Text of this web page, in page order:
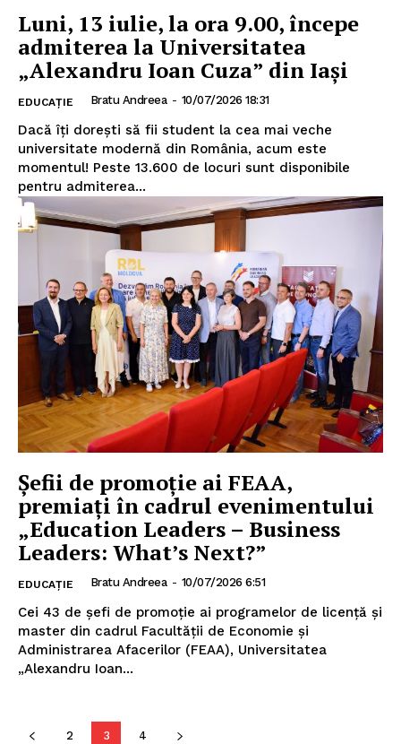
Luni, 13 iulie, la ora 9.00, începe
admiterea la Universitatea
„Alexandru Ioan Cuza” din Iași
EDUCAȚIE Bratu Andreea - 10/07/2026 18:31
Dacă îți dorești să fii student la cea mai veche
universitate modernă din România, acum este
momentul! Peste 13.600 de locuri sunt disponibile
pentru admiterea...
Șefii de promoție ai FEAA,
premiați în cadrul evenimentului
„Education Leaders – Business
Leaders: What’s Next?”
EDUCAȚIE Bratu Andreea - 10/07/2026 6:51
Cei 43 de șefi de promoție ai programelor de licență și
master din cadrul Facultății de Economie și
Administrarea Afacerilor (FEAA), Universitatea
„Alexandru Ioan...
2 3 4